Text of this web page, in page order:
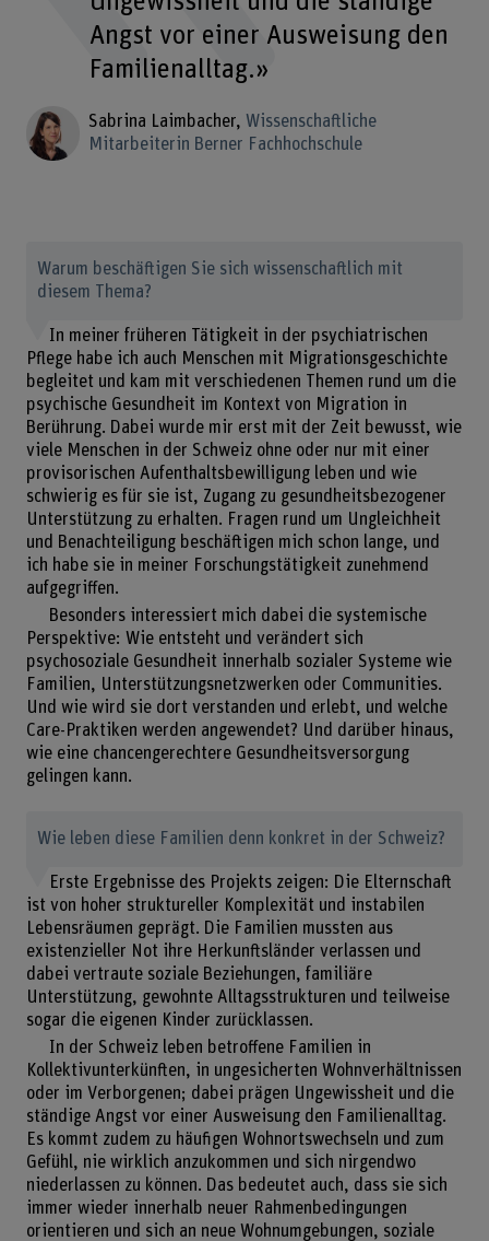
Angst vor einer Ausweisung den
Familienalltag.»
Sabrina Laimbacher
Wissenschaftliche
Mitarbeiterin Berner Fachhochschule
Warum beschäftigen Sie sich wissenschaftlich mit
diesem Thema?
In meiner früheren Tätigkeit in der psychiatrischen
Pflege habe ich auch Menschen mit Migrationsgeschichte
begleitet und kam mit verschiedenen Themen rund um die
psychische Gesundheit im Kontext von Migration in
Berührung. Dabei wurde mir erst mit der Zeit bewusst, wie
viele Menschen in der Schweiz ohne oder nur mit einer
provisorischen Aufenthaltsbewilligung leben und wie
schwierig es für sie ist, Zugang zu gesundheitsbezogener
Unterstützung zu erhalten. Fragen rund um Ungleichheit
und Benachteiligung beschäftigen mich schon lange, und
ich habe sie in meiner Forschungstätigkeit zunehmend
aufgegriffen.
Besonders interessiert mich dabei die systemische
Perspektive: Wie entsteht und verändert sich
psychosoziale Gesundheit innerhalb sozialer Systeme wie
Familien, Unterstützungsnetzwerken oder Communities.
Und wie wird sie dort verstanden und erlebt, und welche
Care-Praktiken werden angewendet? Und darüber hinaus,
wie eine chancengerechtere Gesundheitsversorgung
gelingen kann.
Wie leben diese Familien denn konkret in der Schweiz?
Erste Ergebnisse des Projekts zeigen: Die Elternschaft
ist von hoher struktureller Komplexität und instabilen
Lebensräumen geprägt. Die Familien mussten aus
existenzieller Not ihre Herkunftsländer verlassen und
dabei vertraute soziale Beziehungen, familiäre
Unterstützung, gewohnte Alltagsstrukturen und teilweise
sogar die eigenen Kinder zurücklassen.
In der Schweiz leben betroffene Familien in
Kollektivunterkünften, in ungesicherten Wohnverhältnissen
oder im Verborgenen; dabei prägen Ungewissheit und die
ständige Angst vor einer Ausweisung den Familienalltag.
Es kommt zudem zu häufigen Wohnortswechseln und zum
Gefühl, nie wirklich anzukommen und sich nirgendwo
niederlassen zu können. Das bedeutet auch, dass sie sich
immer wieder innerhalb neuer Rahmenbedingungen
orientieren und sich an neue Wohnumgebungen, soziale